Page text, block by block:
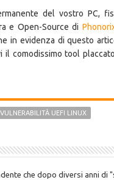
del vostro PC,
e Open-Source di
in evidenza di questo
comodissimo tool
VULNERABILITÀ UEFI LINUX
che dopo diversi anni di